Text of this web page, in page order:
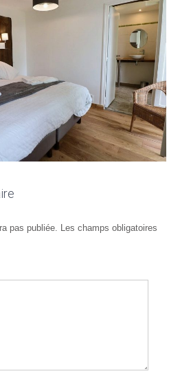
pas publiée.
Les champs obligatoires